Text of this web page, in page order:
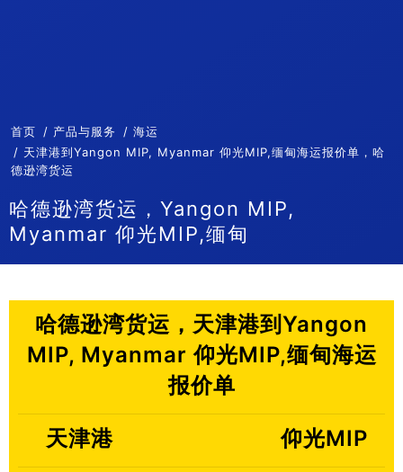
首页 产品与服务
海运
天津港到Yangon MIP, Myanmar 仰光MIP,缅甸海运报价单，哈
德逊湾货运
哈德逊湾货运，Yangon MIP,
Myanmar 仰光MIP,缅甸
哈德逊湾货运，天津港到Yangon
MIP, Myanmar 仰光MIP,缅甸海运
报价单
天津港 仰光MIP